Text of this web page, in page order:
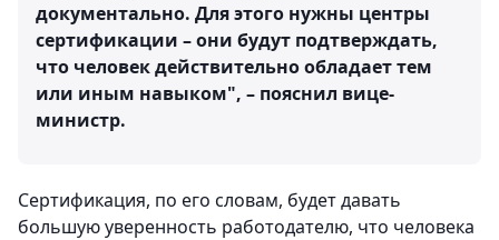
документально. Для этого нужны центры
сертификации – они будут подтверждать,
что человек действительно обладает тем
или иным навыком", – пояснил вице-
министр.
Сертификация, по его словам, будет давать
большую уверенность работодателю, что человека